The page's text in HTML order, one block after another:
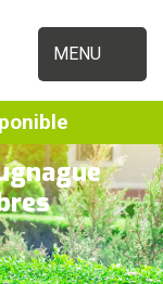
MENU